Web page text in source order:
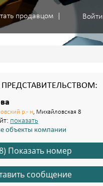
продавцом Войти
ПРЕДСТАВИТЕЛЬСТВОМ:
р.- н, Михайловская 8
показать
объекты компании
Показать номер
сообщение